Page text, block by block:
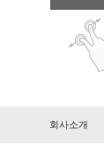
회사소개